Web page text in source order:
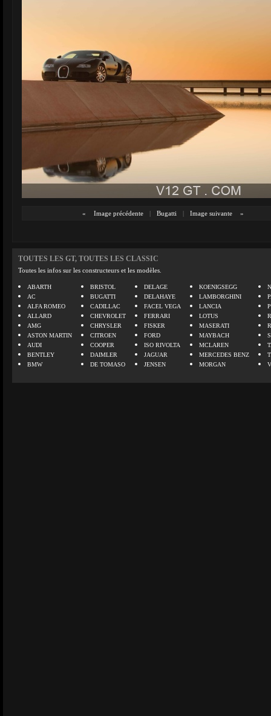
« Image précédente | Bugatti | Image suivante »
TOUTES LES GT, TOUTES LES CLASSIC
Toutes les infos sur les constructeurs et les modèles.
ABARTH
AC
ALFA ROMEO
ALLARD
AMG
ASTON MARTIN
AUDI
BENTLEY
BMW
BRISTOL
BUGATTI
CADILLAC
CHEVROLET
CHRYSLER
CITROEN
COOPER
DAIMLER
DE TOMASO
DELAGE
DELAHAYE
FACEL VEGA
FERRARI
FISKER
FORD
ISO RIVOLTA
JAGUAR
JENSEN
KOENIGSEGG
LAMBORGHINI
LANCIA
LOTUS
MASERATI
MAYBACH
MCLAREN
MERCEDES BENZ
MORGAN